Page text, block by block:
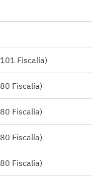
Fiscalía)
Fiscalía)
Fiscalía)
Fiscalía)
Fiscalía)